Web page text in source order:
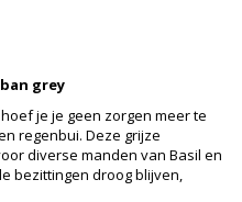
grey
je je geen zorgen meer te
regenbui. Deze grijze
diverse manden van Basil en
bezittingen droog blijven,